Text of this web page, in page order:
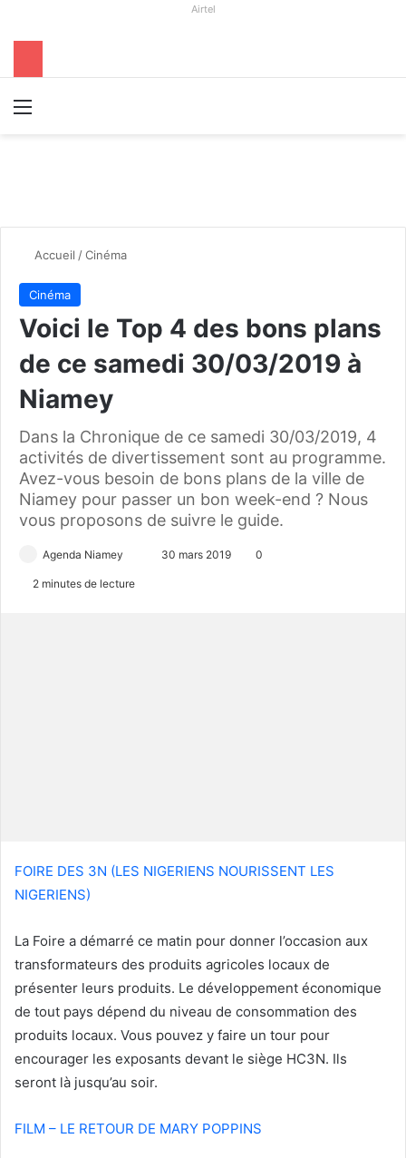
Airtel
Accueil /Cinéma
Cinéma
Voici le Top 4 des bons plans
de ce samedi 30/03/2019 à
Niamey
Dans la Chronique de ce samedi 30/03/2019, 4
activités de divertissement sont au programme.
Avez-vous besoin de bons plans de la ville de
Niamey pour passer un bon week-end ? Nous
vous proposons de suivre le guide.
Agenda Niamey 30 mars 2019 0
2 minutes de lecture
FOIRE DES 3N (LES NIGERIENS NOURISSENT LES
NIGERIENS)
La Foire a démarré ce matin pour donner l’occasion aux
transformateurs des produits agricoles locaux de
présenter leurs produits. Le développement économique
de tout pays dépend du niveau de consommation des
produits locaux. Vous pouvez y faire un tour pour
encourager les exposants devant le siège HC3N. Ils
seront là jusqu’au soir.
FILM – LE RETOUR DE MARY POPPINS